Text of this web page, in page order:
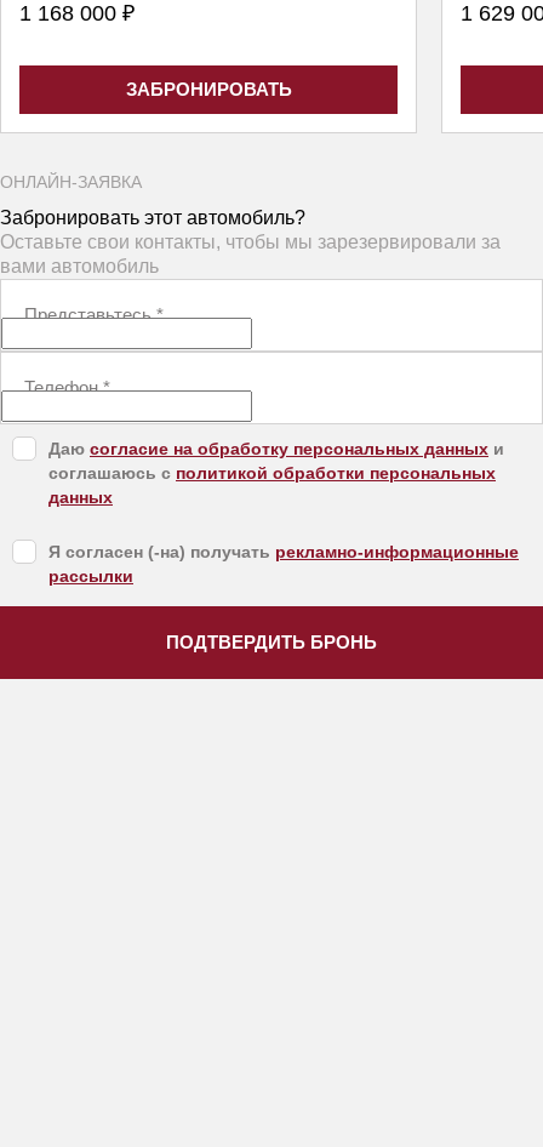
1 168 000 ₽
ЗАБРОНИРОВАТЬ
1 629
ОНЛАЙН-ЗАЯВКА
Забронировать этот автомобиль?
Оставьте свои контакты, чтобы мы зарезервировали за
вами автомобиль
Представьтесь*
Телефон*
Даю согласие на обработку персональных данных и
соглашаюсь с политикой обработки персональных
данных
Я согласен (-на) получать рекламно-информационные
рассылки
ПОДТВЕРДИТЬ БРОНЬ